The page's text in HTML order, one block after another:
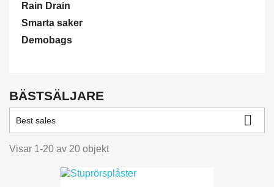
Rain Drain
Smarta saker
Demobags
BÄSTSÄLJARE
Best sales 
Visar 1-20 av 20 objekt